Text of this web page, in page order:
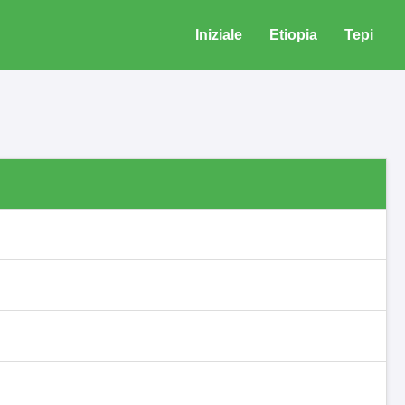
Iniziale Etiopia Tepi